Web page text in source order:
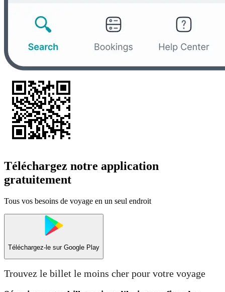
Téléchargez notre application
gratuitement
Tous vos besoins de voyage en un seul endroit
Téléchargez-le sur Google Play
Trouvez le billet le moins cher pour votre voyage